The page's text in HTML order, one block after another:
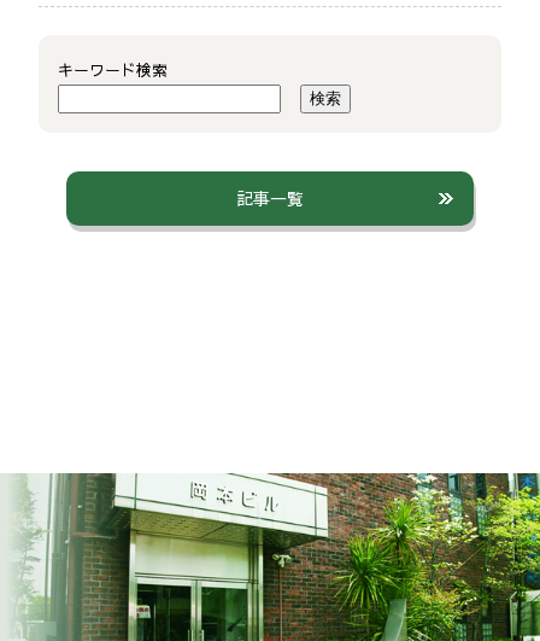
キーワード検索
検索
記事一覧